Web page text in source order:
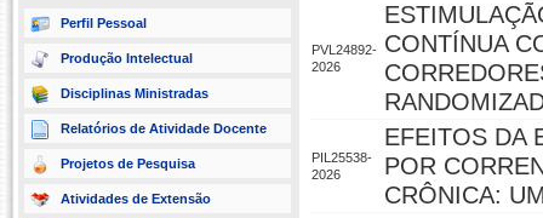
Perfil Pessoal
Produção Intelectual
Disciplinas Ministradas
Relatórios de Atividade Docente
Projetos de Pesquisa
Atividades de Extensão
PVL24892-
2026
CONTÍNUA
PIL25538-
2026
EFEITOS DA
POR
CRÔNICA: